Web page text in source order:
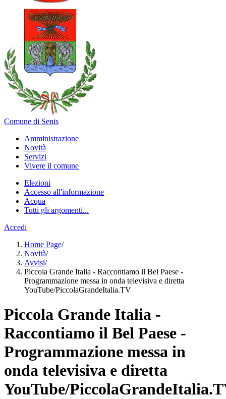
Comune di Senis
Amministrazione
Novità
Servizi
Vivere il comune
Elezioni
Accesso all'informazione
Acqua
Tutti gli argomenti...
Accedi
Home Page/
Novità/
Avvisi/
Piccola Grande Italia - Raccontiamo il Bel Paese -
Programmazione messa in onda televisiva e diretta
YouTube/PiccolaGrandeItalia.TV
Piccola Grande Italia -
Raccontiamo il Bel Paese -
Programmazione messa in
onda televisiva e diretta
YouTube/